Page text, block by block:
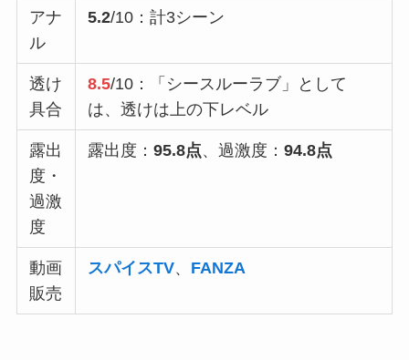
アナ
ル
5.2/10：計3シーン
透け
具合
8.5/10：「シースルーラブ」として
は、透けは上の下レベル
露出
度・
過激
度
露出度：95.8点、過激度：94.8点
動画
販売
スパイスTV、 FANZA